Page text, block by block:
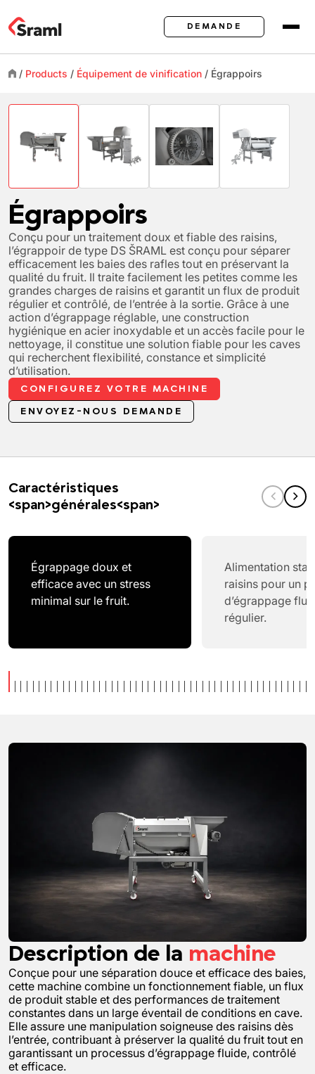
DEMANDE
/ Products / Équipement de vinification / Égrappoirs
Égrappoirs
Conçu pour un traitement doux et fiable des raisins,
l’égrappoir de type DS ŠRAML est conçu pour séparer
efficacement les baies des rafles tout en préservant la
qualité du fruit. Il traite facilement les petites comme les
grandes charges de raisins et garantit un flux de produit
régulier et contrôlé, de l’entrée à la sortie. Grâce à une
action d’égrappage réglable, une construction
hygiénique en acier inoxydable et un accès facile pour le
nettoyage, il constitue une solution fiable pour les caves
qui recherchent flexibilité, constance et simplicité
d’utilisation.
CONFIGUREZ VOTRE MACHINE
ENVOYEZ-NOUS DEMANDE
Caractéristiques
<span>générales<span>
Égrappage doux et
efficace avec un stress
minimal sur le fruit.
Alimentation
raisins pour un
d’égrappage
régulier.
Description de la machine
Conçue pour une séparation douce et efficace des baies,
cette machine combine un fonctionnement fiable, un flux
de produit stable et des performances de traitement
constantes dans un large éventail de conditions en cave.
Elle assure une manipulation soigneuse des raisins dès
l’entrée, contribuant à préserver la qualité du fruit tout en
garantissant un processus d’égrappage fluide, contrôlé
et efficace.